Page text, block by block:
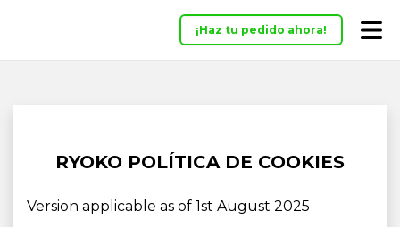
¡Haz tu pedido ahora!
RYOKO POLÍTICA DE COOKIES
Version applicable as of 1st August 2025